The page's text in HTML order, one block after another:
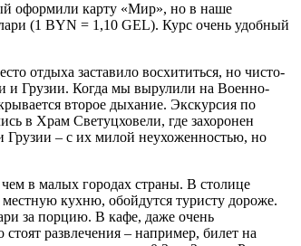
оформили карту «Мир», но в наше
(1 BYN = 1,10 GEL). Курс очень удобный
отдыха заставило восхититься, но чисто-
и Грузии. Когда мы вырулили на Военно-
второе дыхание. Экскурсия по
в Храм Светуцховели, где захоронен
– с их милой неухоженностью, но
в малых городах страны. В столице
кухню, обойдутся туристу дороже.
за порцию. В кафе, даже очень
развлечения – например, билет на